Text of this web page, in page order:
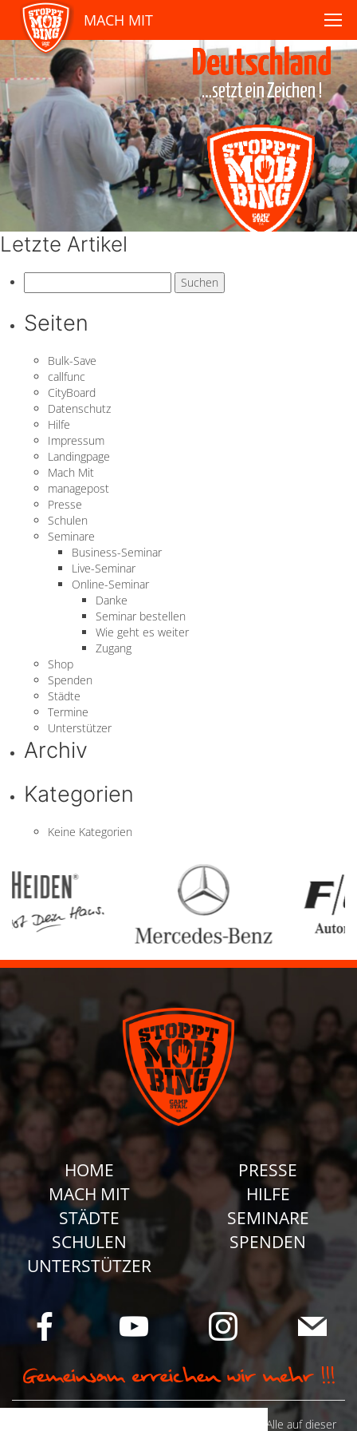
MACH MIT
Letzte Artikel
nach:
Seiten
Bulk-Save
callfunc
CityBoard
Datenschutz
Hilfe
Impressum
Landingpage
Mach Mit
managepost
Presse
Schulen
Seminare
Business-Seminar
Live-Seminar
Online-Seminar
Danke
Seminar bestellen
Wie geht es weiter
Zugang
Shop
Spenden
Städte
Termine
Unterstützer
Archiv
Kategorien
Keine Kategorien
HOME
MACH MIT
STÄDTE
SCHULEN
UNTERSTÜTZER
PRESSE
HILFE
SEMINARE
SPENDEN
© Camp Stahl e.V. 2026 alle Rechte vorbehalten: Alle auf dieser